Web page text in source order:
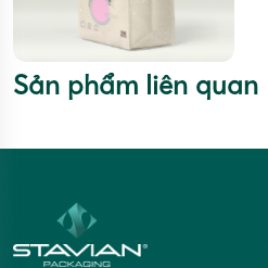
Sản phẩm liên quan